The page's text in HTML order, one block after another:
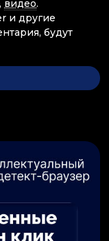
, видео.
и другие
будут